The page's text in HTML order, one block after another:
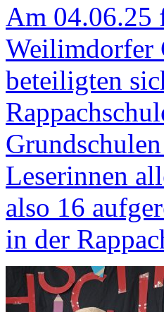
Am 04.06.25
Weilimdorfer
beteiligten
Leserinnen
also 16
in der